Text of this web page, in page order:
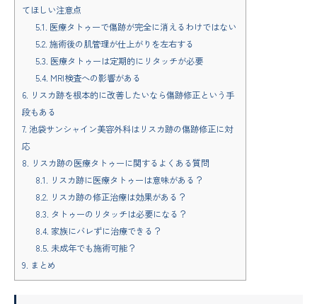
てほしい注意点
5.1. 医療タトゥーで傷跡が完全に消えるわけではない
5.2. 施術後の肌管理が仕上がりを左右する
5.3. 医療タトゥーは定期的にリタッチが必要
5.4. MRI検査への影響がある
6. リスカ跡を根本的に改善したいなら傷跡修正という手
段もある
7. 池袋サンシャイン美容外科はリスカ跡の傷跡修正に対
応
8. リスカ跡の医療タトゥーに関するよくある質問
8.1. リスカ跡に医療タトゥーは意味がある？
8.2. リスカ跡の修正治療は効果がある？
8.3. タトゥーのリタッチは必要になる？
8.4. 家族にバレずに治療できる？
8.5. 未成年でも施術可能？
9. まとめ